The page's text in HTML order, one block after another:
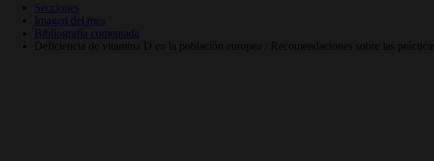
Secciones
Imagen del mes
Bibliografía comentada
Deficiencia de vitamina D en la población europea / Recomendaciones sobre las